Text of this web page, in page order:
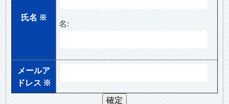
氏名 ※
名:
メールア
ドレス ※